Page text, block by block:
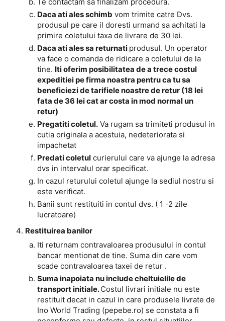
Daca ati ales schimb vom trimite catre Dvs.
produsul pe care il doresti urmand sa achitati la
primire coletului taxa de livrare de 30 lei.
Daca ati ales sa returnati produsul. Un operator
va face o comanda de ridicare a coletului de la
tine. Iti oferim posibilitatea de a trece costul
expeditiei pe firma noastra pentru ca tu sa
beneficiezi de tarifiele noastre de retur (18 lei
fata de 36 lei cat ar costa in mod normal un
retur)
Pregatiti coletul. Va rugam sa trimiteti produsul in
cutia originala a acestuia, nedeteriorata si
impachetat
Predati coletul curierului care va ajunge la adresa
dvs in intervalul orar specificat.
In cazul returului coletul ajunge la sediul nostru si
este verificat.
Banii sunt restituiti in contul dvs. ( 1 -2 zile
lucratoare)
Restituirea banilor
Iti returnam contravaloarea produsului in contul
bancar mentionat de tine. Suma din care vom
scade contravaloarea taxei de retur .
Suma inapoiata nu include cheltuielile de
transport initiale.Costul livrari initiale nu este
restituit decat in cazul in care produsele livrate de
Ino World Trading (pepebe.ro) se constata a fi